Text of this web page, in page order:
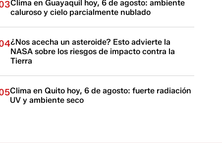
Clima en Guayaquil hoy, 6 de agosto: ambiente
caluroso y cielo parcialmente nublado
¿Nos acecha un asteroide? Esto advierte la
NASA sobre los riesgos de impacto contra la
Tierra
Clima en Quito hoy, 6 de agosto: fuerte radiación
UV y ambiente seco